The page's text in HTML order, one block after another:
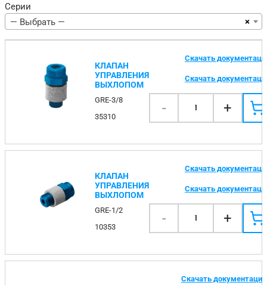
Серии
×
— Выбрать —
КЛАПАН
УПРАВЛЕНИЯ
ВЫХЛОПОМ
GRE-3/8
35310
Скачать
Скачать
- 1 +
КЛАПАН
УПРАВЛЕНИЯ
ВЫХЛОПОМ
GRE-1/2
10353
Скачать
Скачать
- 1 +
Скачать